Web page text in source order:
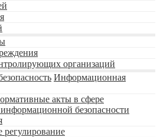
организаций
Информационная
акты в сфере
безопасности